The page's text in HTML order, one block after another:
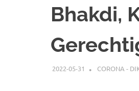
Bhakdi,
2022-05-31 XX
CORONA -